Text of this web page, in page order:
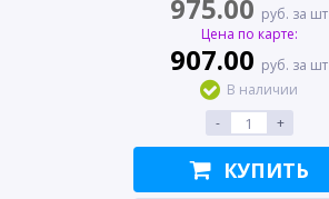
975.00 руб. за шт
Цена по карте:
907.00 руб. за шт
В наличии
-
+
КУПИТЬ